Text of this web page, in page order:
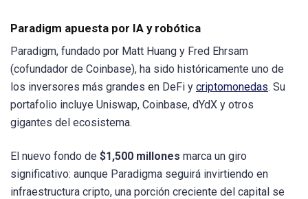
Paradigm apuesta por IA y robótica
Paradigm, fundado por Matt Huang y Fred Ehrsam
(cofundador de Coinbase), ha sido históricamente uno de
los inversores más grandes en DeFi y criptomonedas. Su
portafolio incluye Uniswap, Coinbase, dYdX y otros
gigantes del ecosistema.
El nuevo fondo de $1,500 millones marca un giro
significativo: aunque Paradigma seguirá invirtiendo en
infraestructura cripto, una porción creciente del capital se